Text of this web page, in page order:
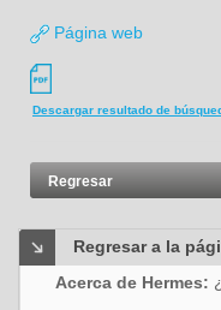
Página web
Descargar resultado de
Regresar
Regresar a la
Acerca de Hermes: